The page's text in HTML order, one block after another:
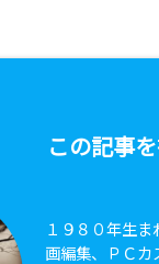
この記事
１９８０年生
画編集、ＰＣカ